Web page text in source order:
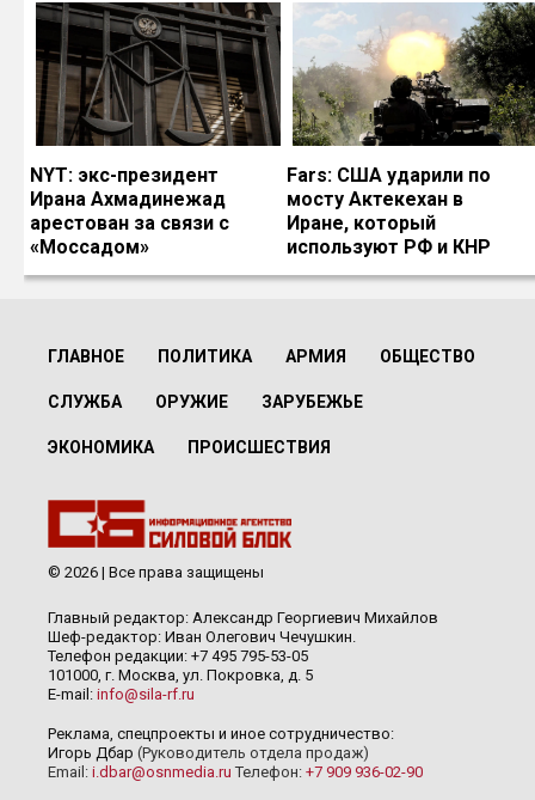
NYT: экс-президент
Ирана Ахмадинежад
арестован за связи с
«Моссадом»
Fars: США ударили по
мосту Актекехан в
Иране, который
используют РФ и КНР
ГЛАВНОЕ ПОЛИТИКА АРМИЯ ОБЩЕСТВО
СЛУЖБА ОРУЖИЕ ЗАРУБЕЖЬЕ
ЭКОНОМИКА ПРОИСШЕСТВИЯ
© 2026 | Все права защищены
Главный редактор: Александр Георгиевич Михайлов
Шеф-редактор: Иван Олегович Чечушкин.
Телефон редакции: +7 495 795-53-05
101000, г. Москва, ул. Покровка, д. 5
E-mail: info@sila-rf.ru
Реклама, спецпроекты и иное сотрудничество:
Игорь Дбар (Руководитель отдела продаж)
Email: i.dbar@osnmedia.ru Телефон: +7 909 936-02-90